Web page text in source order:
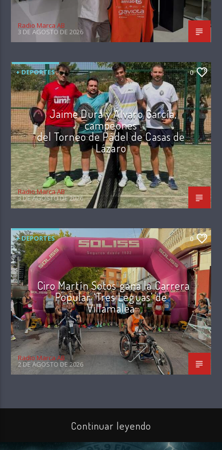
Radio Marca AB
3 DE AGOSTO DE 2026
+ DEPORTES 0
Jaime Dura y Álvaro García,
campeones
del Torneo de Pádel de Casas de
Lázaro
Radio Marca AB
3 DE AGOSTO DE 2026
+ DEPORTES 0
Ciro Martín Sotos gana la Carrera
Popular ‘Tres Leguas’ de
Villamalea
Radio Marca AB
2 DE AGOSTO DE 2026
Continuar leyendo